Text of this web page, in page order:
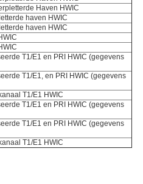
Haven HWIC
haven HWIC
haven HWIC
T1/E1 en PRI HWIC (gegevens
T1/E1, en PRI HWIC (gegevens
T1/E1 HWIC
T1/E1 en PRI HWIC (gegevens
T1/E1 en PRI HWIC (gegevens
T1/E1 HWIC